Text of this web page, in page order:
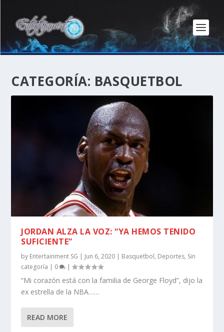
CATEGORÍA: BASQUETBOL
JORDAN ALZA LA VOZ: “YA HEMOS TENIDO
SUFICIENTE”
by Entertainment SG | Jun 6, 2020 | Basquetbol, Deportes, Sin
categoría | 0 |
“Mi corazón está con la familia de George Floyd”, dijo la
ex estrella de la NBA……
READ MORE